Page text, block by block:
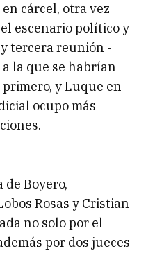
cárcel, otra vez
escenario político y
tercera reunión -
la que se habrían
y Luque en
ocupo más
Boyero,
Rosas y Cristian
no solo por el
por dos jueces